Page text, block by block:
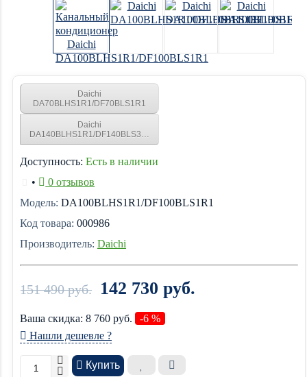
Daichi
DA70BLHS1R1/DF70BLS1R1
Daichi
DA140BLHS1R1/DF140BLS3R1
Доступность: Есть в наличии
•
0 отзывов
Модель: DA100BLHS1R1/DF100BLS1R1
Код товара: 000986
Производитель: Daichi
151 490 руб. 142 730 руб.
Ваша cкидка: 8 760 руб.
-6 %
Нашли дешевле ?
Купить